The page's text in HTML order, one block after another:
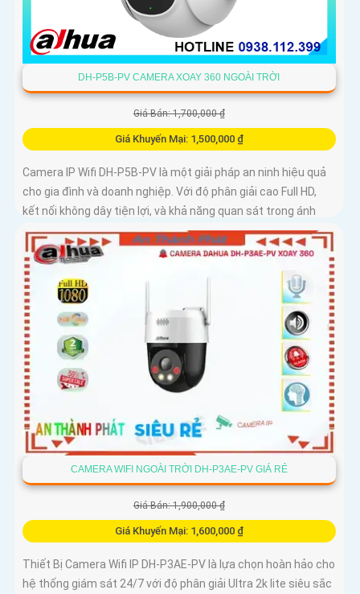
DH-P5B-PV CAMERA XOAY 360 NGOÀI TRỜI
Giá Bán: 1,700,000 ₫
Giá Khuyến Mại: 1,500,000 ₫
Camera IP Wifi DH-P5B-PV là một giải pháp an ninh hiệu quả
cho gia đình và doanh nghiệp. Với độ phân giải cao Full HD,
kết nối không dây tiện lợi, và khả năng quan sát trong ánh
sáng yếu, camera giúp bạn theo dõi mọi góc cạnh một cách
rõ ràng
CAMERA WIFI NGOÀI TRỜI DH-P3AE-PV GIÁ RẺ
Giá Bán: 1,900,000 ₫
Giá Khuyến Mại: 1,600,000 ₫
Thiết Bị Camera Wifi IP DH-P3AE-PV là lựa chọn hoàn hảo cho
hệ thống giám sát 24/7 với độ phân giải Ultra 2k lite siêu sắc